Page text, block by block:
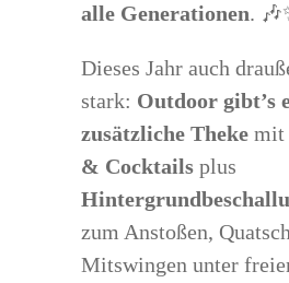
alle Generationen.
Dieses Jahr auch
stark: Outdoor gibt’s
zusätzliche Theke mit
& Cocktails plus
zum Anstoßen,
Mitswingen unter